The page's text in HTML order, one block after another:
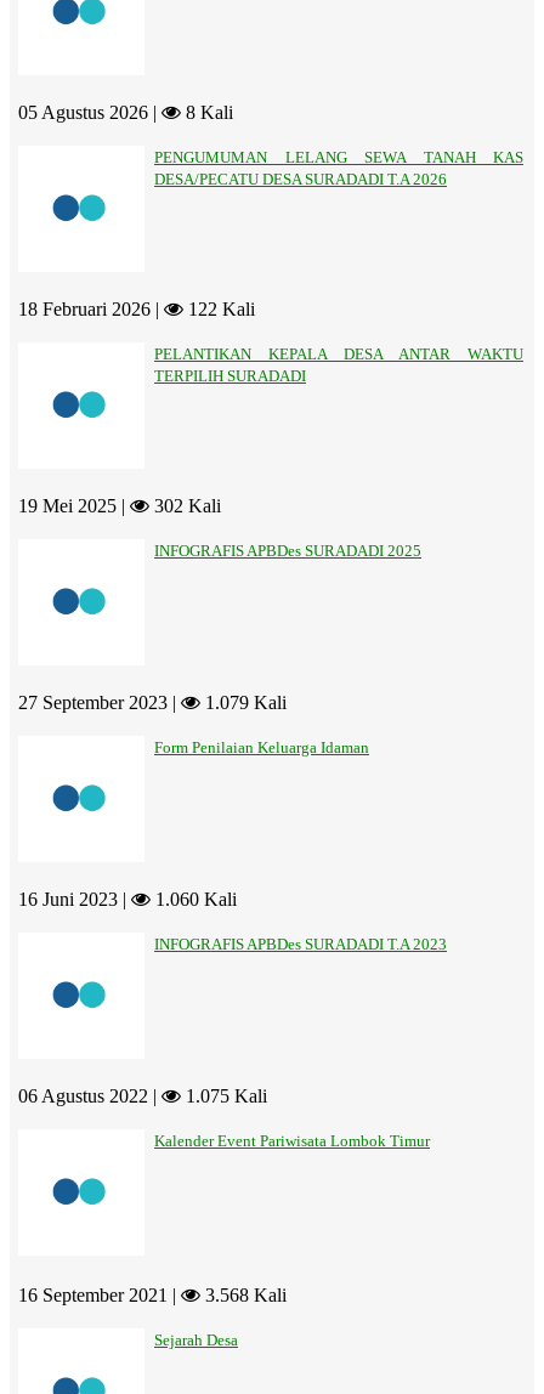
05 Agustus 2026 | 8 Kali
PENGUMUMAN LELANG SEWA TANAH KAS
DESA/PECATU DESA SURADADI T.A 2026
18 Februari 2026 | 122 Kali
PELANTIKAN KEPALA DESA ANTAR WAKTU
TERPILIH SURADADI
19 Mei 2025 | 302 Kali
INFOGRAFIS APBDes SURADADI 2025
27 September 2023 | 1.079 Kali
Form Penilaian Keluarga Idaman
16 Juni 2023 | 1.060 Kali
INFOGRAFIS APBDes SURADADI T.A 2023
06 Agustus 2022 | 1.075 Kali
Kalender Event Pariwisata Lombok Timur
16 September 2021 | 3.568 Kali
Sejarah Desa